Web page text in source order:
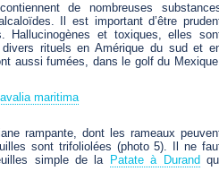
de nombreuses
Il est important d’être
Hallucinogènes et toxiques, elles
rituels en Amérique du sud et
aussi fumées, dans le golf du
maritima
rampante, dont les rameaux
sont trifoliolées (photo 5). Il ne
simple de la Patate à Durand